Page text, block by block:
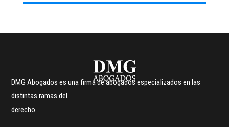
DMG Abogados es una firma de abogados especializados en las
distintas ramas del
derecho